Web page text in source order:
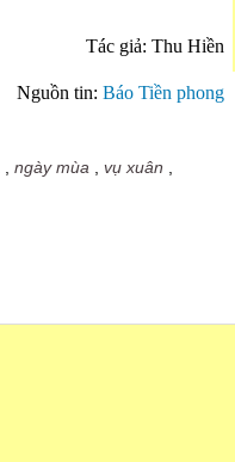
Tác giả: Thu Hiền
Nguồn tin: Báo Tiền phong
ngày mùa vụ xuân